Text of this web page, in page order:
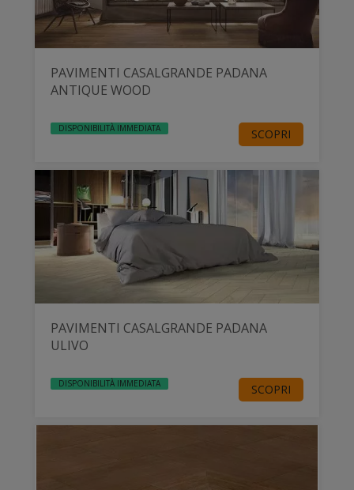
PAVIMENTI CASALGRANDE PADANA
ANTIQUE WOOD
DISPONIBILITÀ IMMEDIATA SCOPRI
PAVIMENTI CASALGRANDE PADANA
ULIVO
DISPONIBILITÀ IMMEDIATA SCOPRI